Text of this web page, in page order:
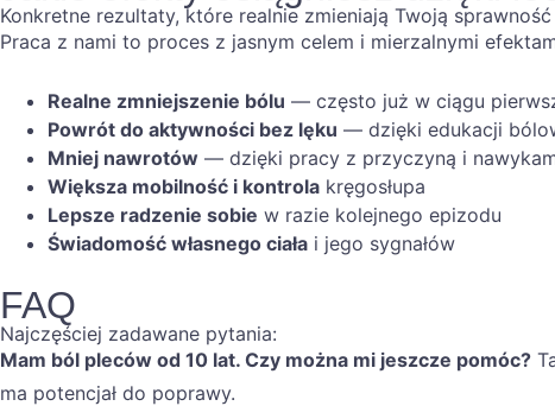
Konkretne rezultaty, które realnie zmieniają Twoją sprawność
Praca z nami to proces z jasnym celem i mierzalnymi
Realne zmniejszenie bólu — często już w ciągu
Powrót do aktywności bez lęku — dzięki edukacji
Mniej nawrotów — dzięki pracy z przyczyną i
Większa mobilność i kontrola kręgosłupa
Lepsze radzenie sobie w razie kolejnego epizodu
Świadomość własnego ciała i jego sygnałów
FAQ
Najczęściej zadawane pytania:
Mam ból pleców od 10 lat. Czy można mi jeszcze pomóc?
ma potencjał do poprawy.